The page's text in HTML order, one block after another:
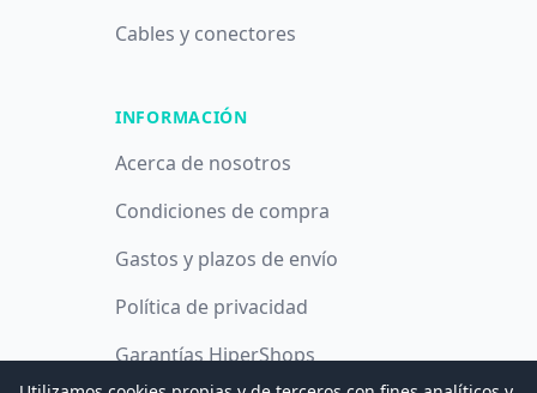
Cables y conectores
INFORMACIÓN
Acerca de nosotros
Condiciones de compra
Gastos y plazos de envío
Política de privacidad
Garantías HiperShops